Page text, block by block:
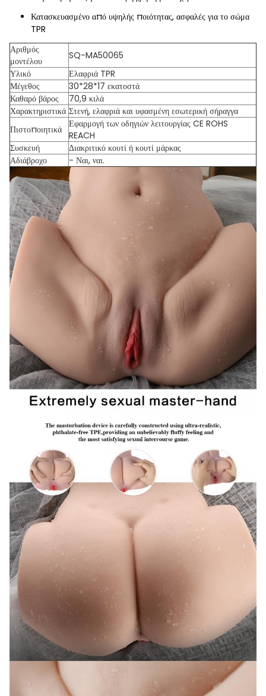
Κατασκευασμένο από υψηλής ποιότητας, ασφαλές για το σώμα
TPR
Αριθμός
μοντέλου
SQ-MA50065
Υλικό
Ελαφριά TPR
Μέγεθος
30*28*17 εκατοστά
Καθαρό βάρος
70,9 κιλά
Χαρακτηριστικά Στενή, ελαφριά και υφασμένη εσωτερική σήραγγα
Πιστοποιητικά Εφαρμογή των οδηγιών λειτουργίας CE ROHS
REACH
Συσκευή
Διακριτικό κουτί ή κουτί μάρκας
Αδιάβροχο
- Ναι, ναι.